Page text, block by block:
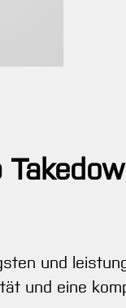
und
und eine